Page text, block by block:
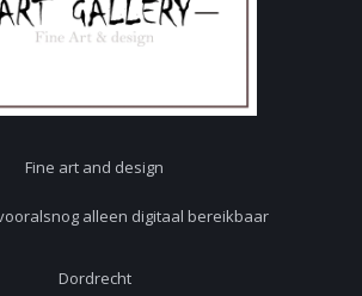
Fine art and design
alleen digitaal bereikbaar
Dordrecht